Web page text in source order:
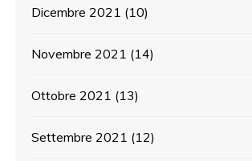
Dicembre 2021 (10)
Novembre 2021 (14)
Ottobre 2021 (13)
Settembre 2021 (12)